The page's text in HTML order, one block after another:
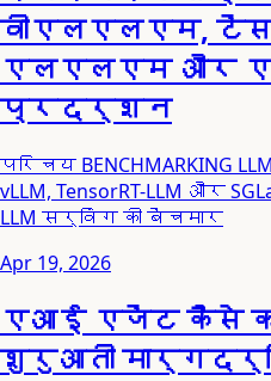
वीएलएलएम,
एलएलएम और
प्रदर्शन
परिचय BENCHMARKING
vLLM, TensorRT-LLM और
LLM सर्विंग की बेंचमार
Apr 19, 2026
एआई एजेंट कैसे
शुरुआती